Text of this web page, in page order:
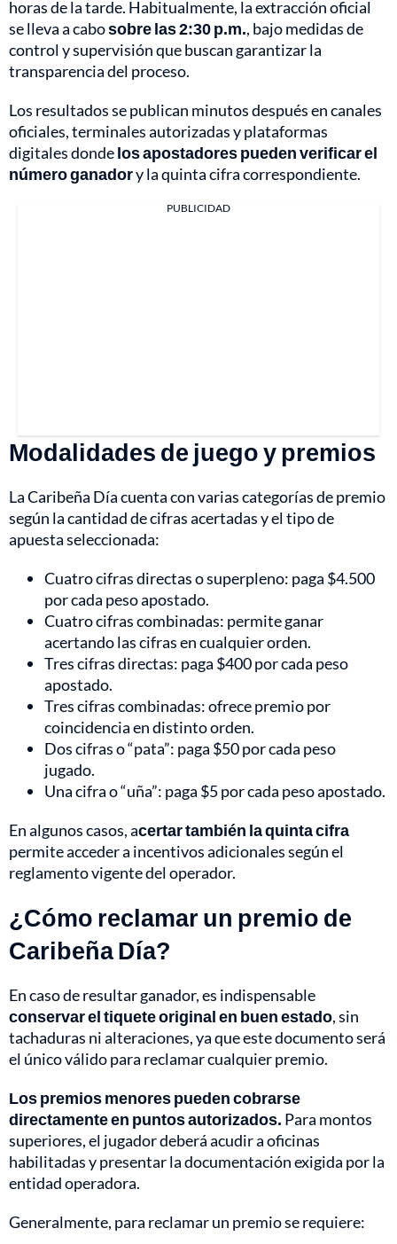
horas de la tarde. Habitualmente, la extracción oficial
se lleva a cabosobre las 2:30 p.m., bajo medidas de
control y supervisión que buscan garantizar la
transparencia del proceso.
Los resultados se publican minutos después en canales
oficiales, terminales autorizadas y plataformas
digitales dondelos apostadores pueden verificar el
número ganadory la quinta cifra correspondiente.
PUBLICIDAD
Modalidades de juego y premios
La Caribeña Día cuenta con varias categorías de premio
según la cantidad de cifras acertadas y el tipo de
apuesta seleccionada:
Cuatro cifras directas o superpleno: paga $4.500
por cada peso apostado.
Cuatro cifras combinadas: permite ganar
acertando las cifras en cualquier orden.
Tres cifras directas: paga $400 por cada peso
apostado.
Tres cifras combinadas: ofrece premio por
coincidencia en distinto orden.
Dos cifras o “pata”: paga $50 por cada peso
jugado.
Una cifra o “uña”: paga $5 por cada peso apostado.
En algunos casos, acertar también la quinta cifra
permite acceder a incentivos adicionales según el
reglamento vigente del operador.
¿Cómo reclamar un premio de
Caribeña Día?
En caso de resultar ganador, es indispensable
conservar el tiquete original en buen estado, sin
tachaduras ni alteraciones, ya que este documento será
el único válido para reclamar cualquier premio.
Los premios menores pueden cobrarse
directamente en puntos autorizados. Para montos
superiores, el jugador deberá acudir a oficinas
habilitadas y presentar la documentación exigida por la
entidad operadora.
Generalmente, para reclamar un premio se requiere: